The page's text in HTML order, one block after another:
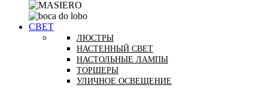
СВЕТ
ЛЮСТРЫ
НАСТЕННЫЙ СВЕТ
НАСТОЛЬНЫЕ ЛАМПЫ
ТОРШЕРЫ
УЛИЧНОЕ ОСВЕЩЕНИЕ